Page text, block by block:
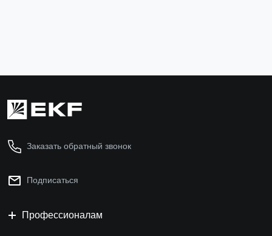
Заказать обратный звонок
Подписаться
Профессионалам